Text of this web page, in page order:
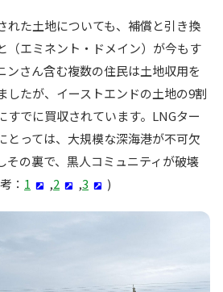
れた土地についても、補償と引き換
（エミネント・ドメイン）が今もす
ンさん含む複数の住民は土地収用を
したが、イーストエンドの土地の9割
すでに買収されています。LNGター
とっては、大規模な深海港が不可欠
その裏で、黒人コミュニティが破壊
： 1 ,2 ,3 )